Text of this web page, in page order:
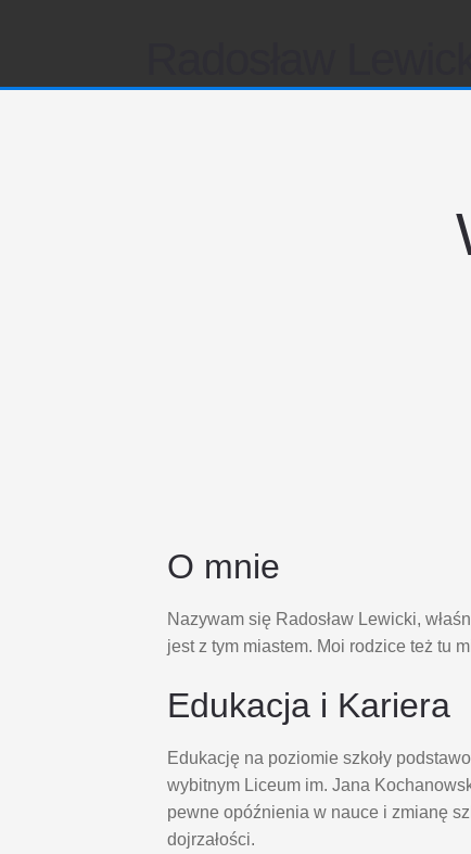
O mnie
Nazywam się Radosław Lewicki,
jest z tym miastem. Moi rodzice też tu
Edukacja i Kariera
Edukację na poziomie szkoły
wybitnym Liceum im. Jana
pewne opóźnienia w nauce i zmianę
dojrzałości.